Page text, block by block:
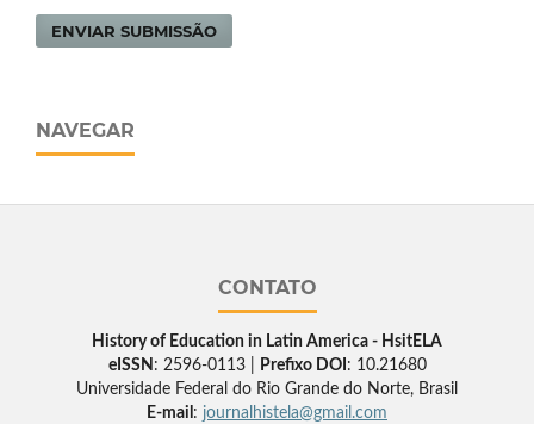
ENVIAR SUBMISSÃO
NAVEGAR
CONTATO
History of Education in Latin America - HsitELA
eISSN : 2596-0113 | Prefixo DOI : 10.21680
Universidade Federal do Rio Grande do Norte, Brasil
E-mail : journalhistela@gmail.com